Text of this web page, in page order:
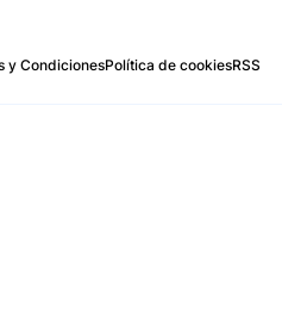
y CondicionesPolítica de cookiesRSS